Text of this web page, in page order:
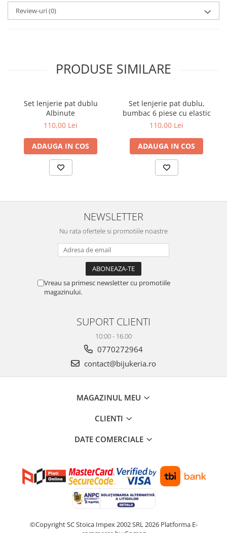
Review-uri(0)
PRODUSE SIMILARE
Set lenjerie pat dublu
Albinute
110,00 Lei
ADAUGA IN COS
Set lenjerie pat dublu,
bumbac 6 piese cu elastic
110,00 Lei
ADAUGA IN COS
NEWSLETTER
Nu rata ofertele si promotiile noastre
Vreau sa primesc newsletter cu promotiile
magazinului.
SUPORT CLIENTI
10:00 - 16.00
0770272964
contact@bijukeria.ro
MAGAZINUL MEU
CLIENTI
DATE COMERCIALE
©Copyright SC Stoica Impex 2002 SRL 2026 Platforma E-